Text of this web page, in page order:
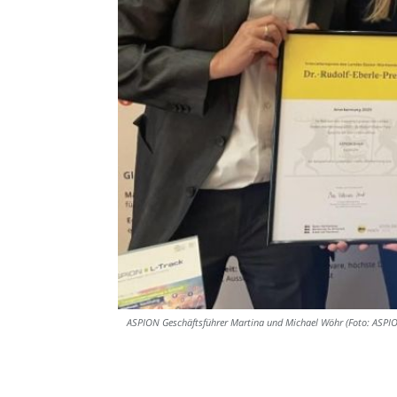
ASPION Geschäftsführer Martina und Michael Wöhr (Foto: